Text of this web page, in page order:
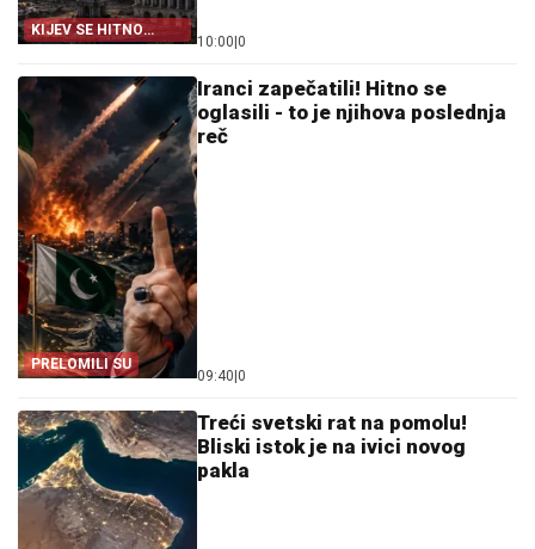
KIJEV SE HITNO
OGLASIO
10:00 0
PRELOMILI SU
Iranci zapečatili! Hitno se
oglasili - to je njihova poslednja
reč
09:40 0
Treći svetski rat na pomolu!
Bliski istok je na ivici novog
pakla